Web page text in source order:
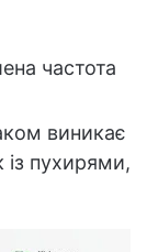
частота
виникає
пухирями,